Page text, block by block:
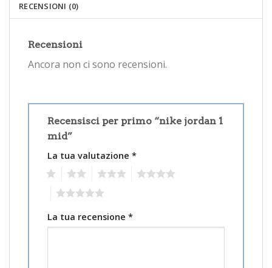
RECENSIONI (0)
Recensioni
Ancora non ci sono recensioni.
Recensisci per primo “nike jordan 1
mid”
La tua valutazione *
La tua recensione *